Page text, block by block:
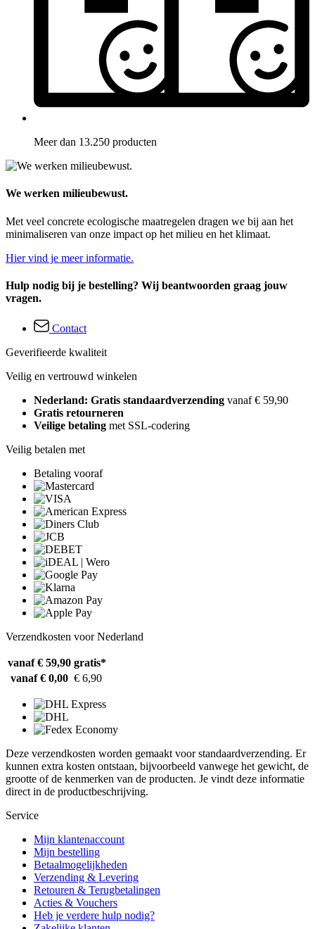
Meer dan 13.250 producten
We werken milieubewust.
Met veel concrete ecologische maatregelen dragen we bij aan het
minimaliseren van onze impact op het milieu en het klimaat.
Hier vind je meer informatie.
Hulp nodig bij je bestelling? Wij beantwoorden graag jouw
vragen.
Contact
Geverifieerde kwaliteit
Veilig en vertrouwd winkelen
Nederland: Gratis standaardverzending vanaf € 59,90
Gratis retourneren
Veilige betaling met SSL-codering
Veilig betalen met
Betaling vooraf
Verzendkosten voor Nederland
vanaf € 59,90 gratis*
vanaf € 0,00 € 6,90
Deze verzendkosten worden gemaakt voor standaardverzending. Er
kunnen extra kosten ontstaan, bijvoorbeeld vanwege het gewicht, de
grootte of de kenmerken van de producten. Je vindt deze informatie
direct in de productbeschrijving.
Service
Mijn klantenaccount
Mijn bestelling
Betaalmogelijkheden
Verzending & Levering
Retouren & Terugbetalingen
Acties & Vouchers
Heb je verdere hulp nodig?